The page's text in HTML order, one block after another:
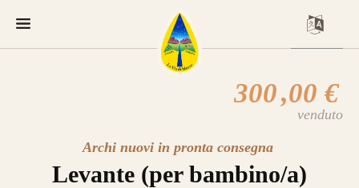
300,00 €
venduto
Archi nuovi in pronta consegna
Levante (per bambino/a)